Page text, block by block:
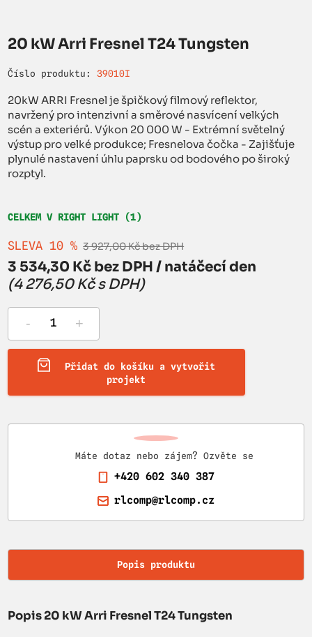
20 kW Arri Fresnel T24 Tungsten
Číslo produktu: 39010I
20kW ARRI Fresnel je špičkový filmový reflektor,
navržený pro intenzivní a směrové nasvícení velkých
scén a exteriérů. Výkon 20 000 W - Extrémní světelný
výstup pro velké produkce; Fresnelova čočka - Zajišťuje
plynulé nastavení úhlu paprsku od bodového po široký
rozptyl.
CELKEM V RIGHT LIGHT (1)
SLEVA 10 % 3 927,00 Kč bez DPH
3 534,30 Kč bez DPH / natáčecí den
(4 276,50 Kč s DPH)
- +
Přidat do košíku a vytvořit
projekt
Máte dotaz nebo zájem? Ozvěte se
+420 602 340 387
rlcomp@rlcomp.cz
Popis produktu
Popis 20 kW Arri Fresnel T24 Tungsten